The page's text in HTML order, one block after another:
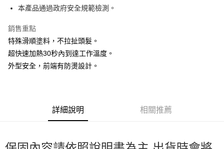
7-11取貨付款
宅配
每筆NT$100，滿NT$2,000(含以上)免運費
本產品通過政府安全規範檢測。
銷售重點
特殊滑順塗料，不拉扯頭髮。
超快速加熱30秒內到達工作溫度。
外型安全，前端有防燙設計。
詳細說明 相關推薦